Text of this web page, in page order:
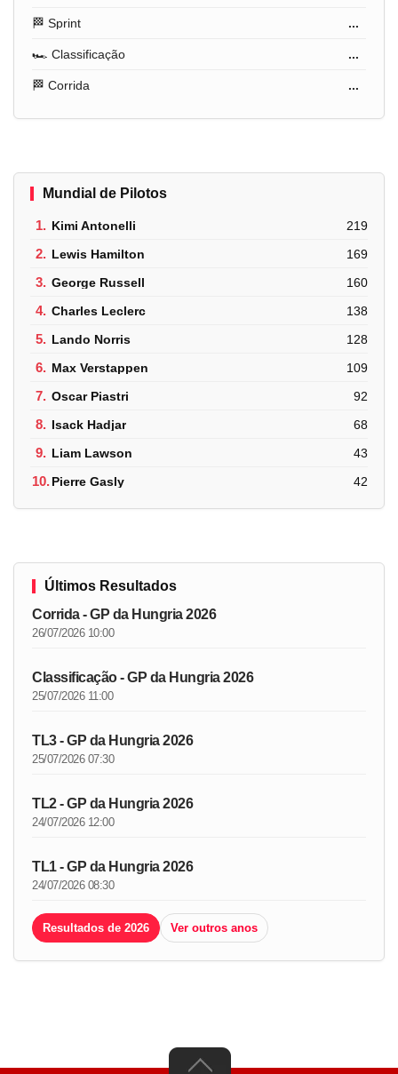
🏁 Sprint ...
🏎️ Classificação ...
🏁 Corrida ...
Mundial de Pilotos
1. Kimi Antonelli 219
2. Lewis Hamilton 169
3. George Russell 160
4. Charles Leclerc 138
5. Lando Norris 128
6. Max Verstappen 109
7. Oscar Piastri 92
8. Isack Hadjar 68
9. Liam Lawson 43
10.Pierre Gasly 42
Últimos Resultados
Corrida - GP da Hungria 2026
26/07/2026 10:00
Classificação - GP da Hungria 2026
25/07/2026 11:00
TL3 - GP da Hungria 2026
25/07/2026 07:30
TL2 - GP da Hungria 2026
24/07/2026 12:00
TL1 - GP da Hungria 2026
24/07/2026 08:30
Resultados de 2026 Ver outros anos